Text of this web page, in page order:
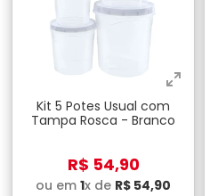
Kit 5 Potes Usual com
Tampa Rosca - Branco
R$ 54,90
ou em 1x de R$ 54,90